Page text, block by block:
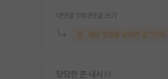
대댓글 1개 대댓글 쓰기
해당 댓글을 보려면 로그인이
당당한 존 내시